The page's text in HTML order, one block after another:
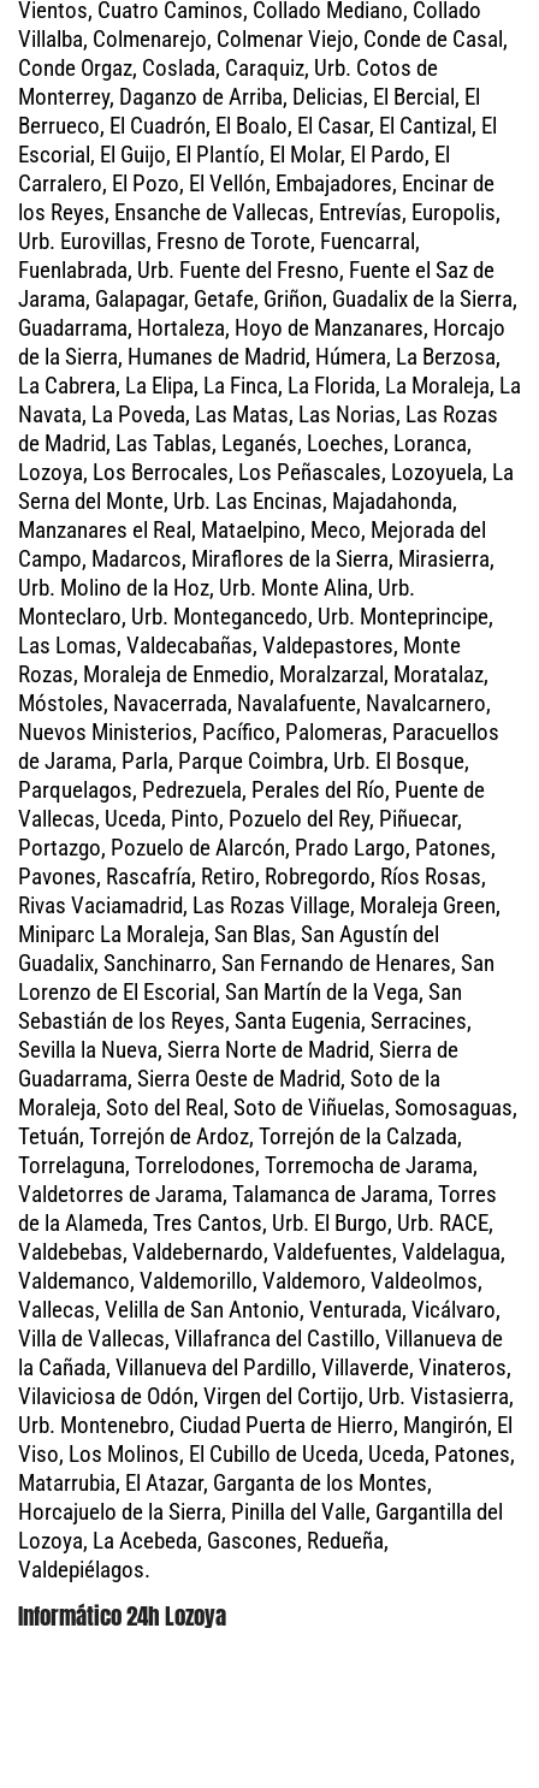
Vientos, Cuatro Caminos, Collado Mediano, Collado
Villalba, Colmenarejo, Colmenar Viejo, Conde de Casal,
Conde Orgaz, Coslada, Caraquiz, Urb. Cotos de
Monterrey, Daganzo de Arriba, Delicias, El Bercial, El
Berrueco, El Cuadrón, El Boalo, El Casar, El Cantizal, El
Escorial, El Guijo, El Plantío, El Molar, El Pardo, El
Carralero, El Pozo, El Vellón, Embajadores, Encinar de
los Reyes, Ensanche de Vallecas, Entrevías, Europolis,
Urb. Eurovillas, Fresno de Torote, Fuencarral,
Fuenlabrada, Urb. Fuente del Fresno, Fuente el Saz de
Jarama, Galapagar, Getafe, Griñon, Guadalix de la Sierra,
Guadarrama, Hortaleza, Hoyo de Manzanares, Horcajo
de la Sierra, Humanes de Madrid, Húmera, La Berzosa,
La Cabrera, La Elipa, La Finca, La Florida, La Moraleja, La
Navata, La Poveda, Las Matas, Las Norias, Las Rozas
de Madrid, Las Tablas, Leganés, Loeches, Loranca,
Lozoya, Los Berrocales, Los Peñascales, Lozoyuela, La
Serna del Monte, Urb. Las Encinas, Majadahonda,
Manzanares el Real, Mataelpino, Meco, Mejorada del
Campo, Madarcos, Miraflores de la Sierra, Mirasierra,
Urb. Molino de la Hoz, Urb. Monte Alina, Urb.
Monteclaro, Urb. Montegancedo, Urb. Monteprincipe,
Las Lomas, Valdecabañas, Valdepastores, Monte
Rozas, Moraleja de Enmedio, Moralzarzal, Moratalaz,
Móstoles, Navacerrada, Navalafuente, Navalcarnero,
Nuevos Ministerios, Pacífico, Palomeras, Paracuellos
de Jarama, Parla, Parque Coimbra, Urb. El Bosque,
Parquelagos, Pedrezuela, Perales del Río, Puente de
Vallecas, Uceda, Pinto, Pozuelo del Rey, Piñuecar,
Portazgo, Pozuelo de Alarcón, Prado Largo, Patones,
Pavones, Rascafría, Retiro, Robregordo, Ríos Rosas,
Rivas Vaciamadrid, Las Rozas Village, Moraleja Green,
Miniparc La Moraleja, San Blas, San Agustín del
Guadalix, Sanchinarro, San Fernando de Henares, San
Lorenzo de El Escorial, San Martín de la Vega, San
Sebastián de los Reyes, Santa Eugenia, Serracines,
Sevilla la Nueva, Sierra Norte de Madrid, Sierra de
Guadarrama, Sierra Oeste de Madrid, Soto de la
Moraleja, Soto del Real, Soto de Viñuelas, Somosaguas,
Tetuán, Torrejón de Ardoz, Torrejón de la Calzada,
Torrelaguna, Torrelodones, Torremocha de Jarama,
Valdetorres de Jarama, Talamanca de Jarama, Torres
de la Alameda, Tres Cantos, Urb. El Burgo, Urb. RACE,
Valdebebas, Valdebernardo, Valdefuentes, Valdelagua,
Valdemanco, Valdemorillo, Valdemoro, Valdeolmos,
Vallecas, Velilla de San Antonio, Venturada, Vicálvaro,
Villa de Vallecas, Villafranca del Castillo, Villanueva de
la Cañada, Villanueva del Pardillo, Villaverde, Vinateros,
Vilaviciosa de Odón, Virgen del Cortijo, Urb. Vistasierra,
Urb. Montenebro, Ciudad Puerta de Hierro, Mangirón, El
Viso, Los Molinos, El Cubillo de Uceda, Uceda, Patones,
Matarrubia, El Atazar, Garganta de los Montes,
Horcajuelo de la Sierra, Pinilla del Valle, Gargantilla del
Lozoya, La Acebeda, Gascones, Redueña,
Valdepiélagos.
Informático 24h Lozoya